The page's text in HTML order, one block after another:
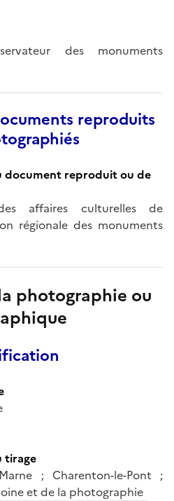
des monuments
reproduits
document reproduit ou de
affaires culturelles de
régionale des monuments
photographie ou
tirage
; Charenton-le-Pont ;
et de la photographie